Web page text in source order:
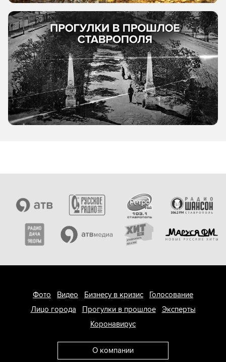
Фото Видео Бизнесу в кризис
Голосование
Лицо города
Прогулки в прошлое
Эксперты
Коронавирус
О компании